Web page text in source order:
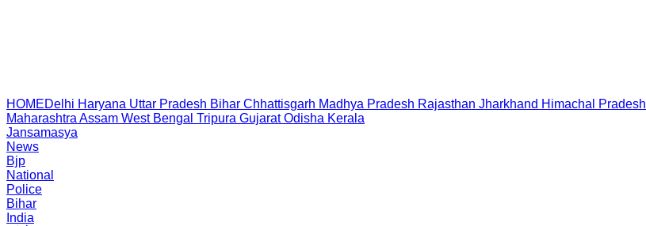
HOMEDelhi Haryana Uttar Pradesh Bihar Chhattisgarh Madhya Pradesh Rajasthan Jharkhand Himachal Pradesh
Maharashtra Assam West Bengal Tripura Gujarat Odisha Kerala
Jansamasya
News
Bjp
National
Police
Bihar
India